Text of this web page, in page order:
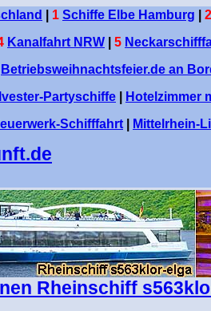
1 Schiffe Elbe Hamburg
Kanalfahrt NRW 5
Betriebsweihnachtsfeier.de an
Partyschiffe
Hotelzimmer
Schifffahrt Mittelrhein-
Rheinschiff